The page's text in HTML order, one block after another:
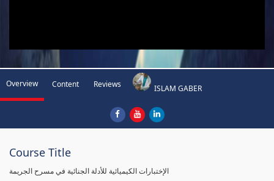
Overview Content Reviews ISLAM GABER
Course Title
الإختبارات الكيميائية للأدلة الجنائية في مسرح الجريمة